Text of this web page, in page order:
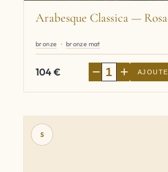
Arabesque Classica —
bronze bronze mat
104€ − +
S